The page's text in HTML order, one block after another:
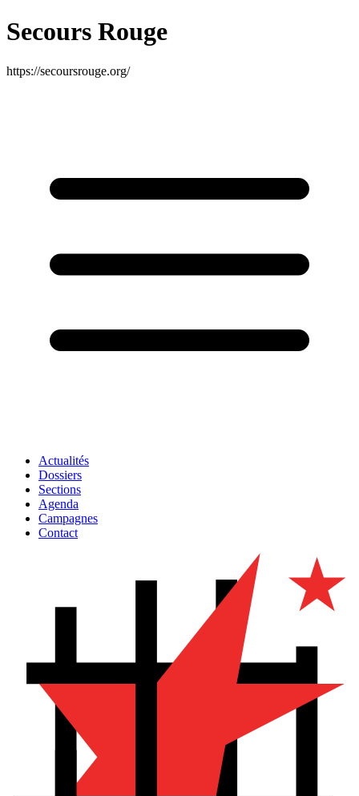
Secours Rouge
https://secoursrouge.org/
Actualités
Dossiers
Sections
Agenda
Campagnes
Contact